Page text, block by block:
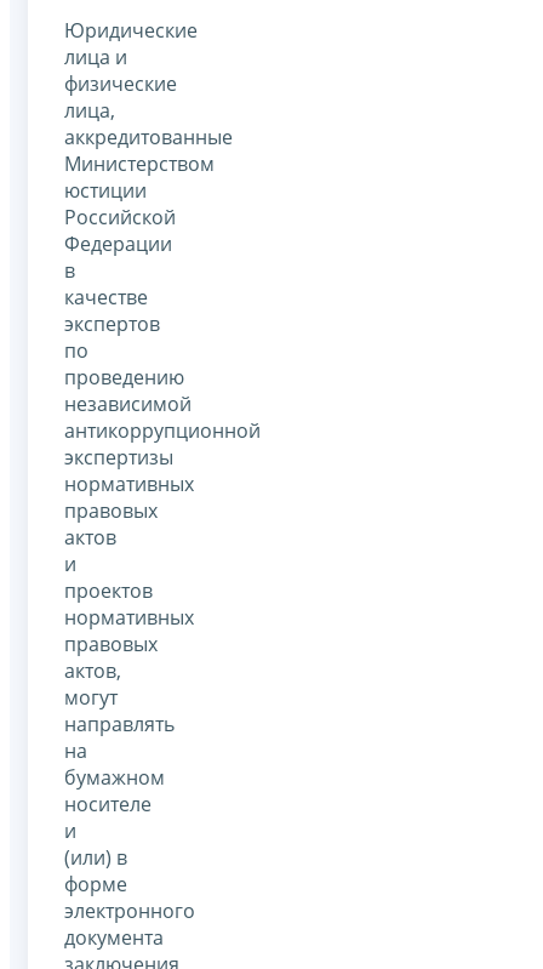
Юридические
лица и
физические
лица,
аккредитованные
Министерством
юстиции
Российской
Федерации
в
качестве
экспертов
по
проведению
независимой
антикоррупционной
экспертизы
нормативных
правовых
актов
и
проектов
нормативных
правовых
актов,
могут
направлять
на
бумажном
носителе
и
(или) в
форме
электронного
документа